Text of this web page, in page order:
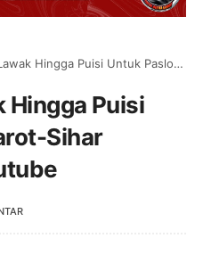
Puisi Untuk Paslon Djarot-Sihar Menyemai di Youtube
Hingga Puisi
Sihar